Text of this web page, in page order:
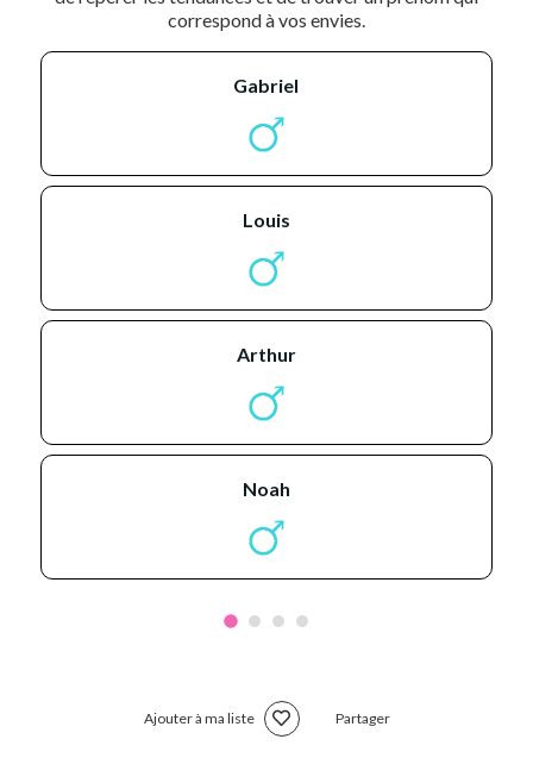
correspond à vos envies.
gabriel
louis
arthur
noah
Ajouter à ma liste Partager